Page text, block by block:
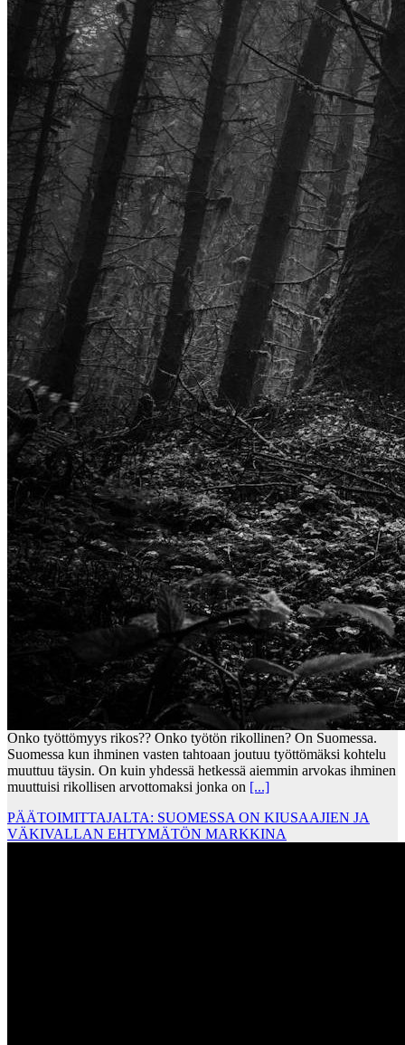
Onko työttömyys rikos?? Onko työtön rikollinen? On Suomessa.
Suomessa kun ihminen vasten tahtoaan joutuu työttömäksi kohtelu
muuttuu täysin. On kuin yhdessä hetkessä aiemmin arvokas ihminen
muuttuisi rikollisen arvottomaksi jonka on [...]
PÄÄTOIMITTAJALTA: SUOMESSA ON KIUSAAJIEN JA
VÄKIVALLAN EHTYMÄTÖN MARKKINA